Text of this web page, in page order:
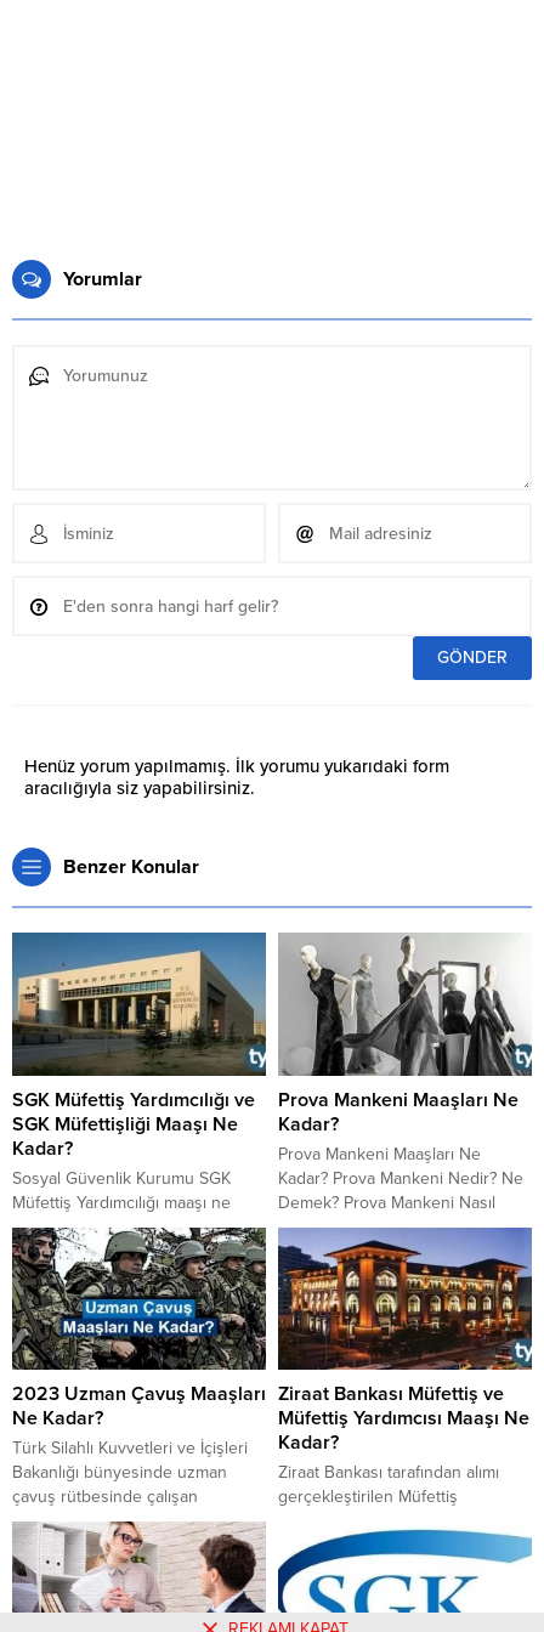
Yorumlar
Henüz yorum yapılmamış. İlk yorumu yukarıdaki form
aracılığıyla siz yapabilirsiniz.
Benzer Konular
SGK Müfettiş Yardımcılığı ve
SGK Müfettişliği Maaşı Ne
Kadar?
Sosyal Güvenlik Kurumu SGK
Müfettiş Yardımcılığı maaşı ne
kadar? Sigorta Müfettişi kaç lira
alacak? Detaylar haberimizde.
Prova Mankeni Maaşları Ne
Kadar?
Prova Mankeni Maaşları Ne
Kadar? Prova Mankeni Nedir? Ne
Demek? Prova Mankeni Nasıl
Olunur? Olma Şartları Nelerdir?
Prova Mankeni Ne İş Yapar?
2023 Uzman Çavuş Maaşları
Ne Kadar?
Türk Silahlı Kuvvetleri ve İçişleri
Bakanlığı bünyesinde uzman
çavuş rütbesinde çalışan
personeller ne kadar maaş alır?
Uzman Çavuş maaşları ne kadar?
2022-2023 Uzman Çavuş
maaşları ne kadar?
Ziraat Bankası Müfettiş ve
Müfettiş Yardımcısı Maaşı Ne
Kadar?
Ziraat Bankası tarafından alımı
gerçekleştirilen Müfettiş
Ziraat Bankası Müfettiş
Yardımcılığı maaşı ne kadar?